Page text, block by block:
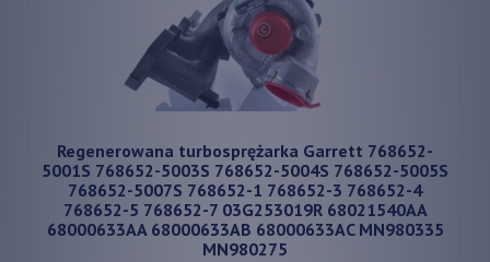
Regenerowana turbosprężarka Garrett 768652-
5001S 768652-5003S 768652-5004S 768652-5005S
768652-5007S 768652-1 768652-3 768652-4
768652-5 768652-7 03G253019R 68021540AA
68000633AA 68000633AB 68000633AC MN980335
MN980275